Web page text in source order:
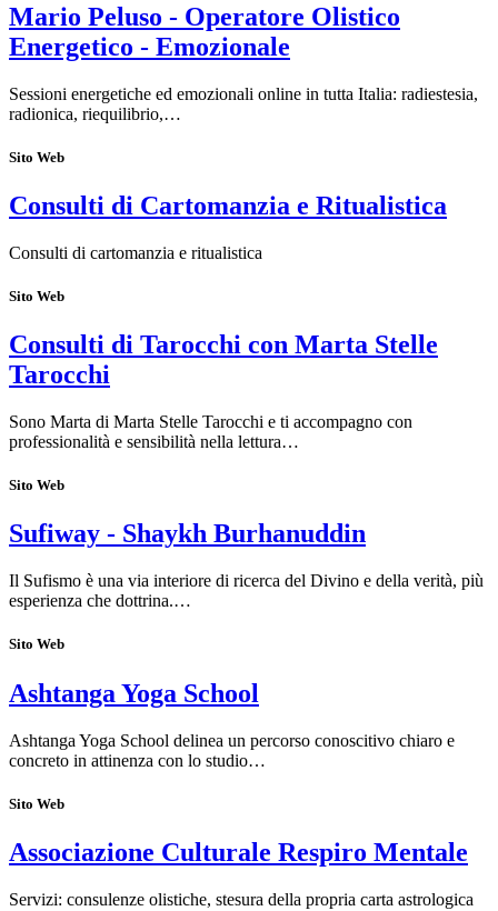
Mario Peluso - Operatore Olistico
Energetico - Emozionale
Sessioni energetiche ed emozionali online in tutta Italia: radiestesia,
radionica, riequilibrio,…
Sito Web
Consulti di Cartomanzia e Ritualistica
Consulti di cartomanzia e ritualistica
Sito Web
Consulti di Tarocchi con Marta Stelle
Tarocchi
Sono Marta di Marta Stelle Tarocchi e ti accompagno con
professionalità e sensibilità nella lettura…
Sito Web
Sufiway - Shaykh Burhanuddin
Il Sufismo è una via interiore di ricerca del Divino e della verità, più
esperienza che dottrina.…
Sito Web
Ashtanga Yoga School
Ashtanga Yoga School delinea un percorso conoscitivo chiaro e
concreto in attinenza con lo studio…
Sito Web
Associazione Culturale Respiro Mentale
Servizi: consulenze olistiche, stesura della propria carta astrologica